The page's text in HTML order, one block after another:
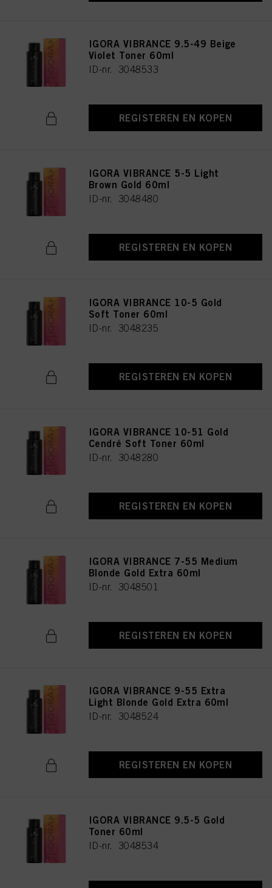
IGORA VIBRANCE 9.5-49 Beige
Violet Toner 60ml
ID-nr. 3048533
REGISTEREN EN KOPEN
IGORA VIBRANCE 5-5 Light
Brown Gold 60ml
ID-nr. 3048480
REGISTEREN EN KOPEN
IGORA VIBRANCE 10-5 Gold
Soft Toner 60ml
ID-nr. 3048235
REGISTEREN EN KOPEN
IGORA VIBRANCE 10-51 Gold
Cendré Soft Toner 60ml
ID-nr. 3048280
REGISTEREN EN KOPEN
IGORA VIBRANCE 7-55 Medium
Blonde Gold Extra 60ml
ID-nr. 3048501
REGISTEREN EN KOPEN
IGORA VIBRANCE 9-55 Extra
Light Blonde Gold Extra 60ml
ID-nr. 3048524
REGISTEREN EN KOPEN
IGORA VIBRANCE 9.5-5 Gold
Toner 60ml
ID-nr. 3048534